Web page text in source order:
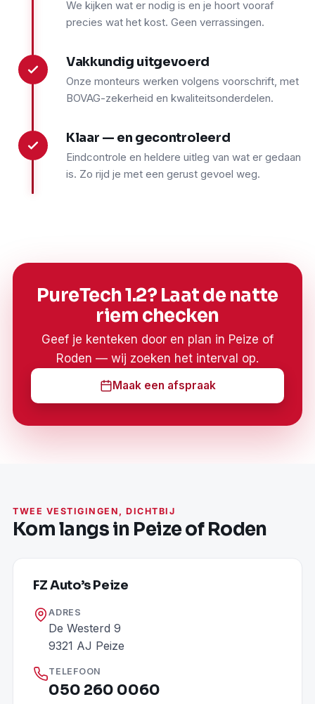
We kijken wat er nodig is en je hoort vooraf
precies wat het kost. Geen verrassingen.
3 Vakkundig uitgevoerd
Onze monteurs werken volgens voorschrift, met
BOVAG-zekerheid en kwaliteitsonderdelen.
4 Klaar — en gecontroleerd
Eindcontrole en heldere uitleg van wat er gedaan
is. Zo rijd je met een gerust gevoel weg.
PureTech 1.2? Laat de natte
riem checken
Geef je kenteken door en plan in Peize of
Roden — wij zoeken het interval op.
Maak een afspraak
TWEE VESTIGINGEN, DICHTBIJ
Kom langs in Peize of Roden
FZ Auto’s Peize
ADRES
De Westerd 9
9321 AJ Peize
TELEFOON
050 260 0060